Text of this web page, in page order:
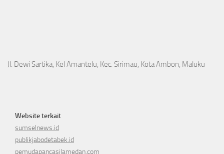
Jl. Dewi Sartika, Kel Amantelu, Kec. Sirimau, Kota Ambon, Maluku
Website terkait
sumselnews.id
publikjabodetabek.id
pemudapancasilamedan.com